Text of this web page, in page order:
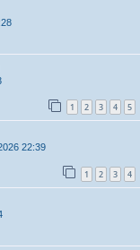
1 2 3 4 5
22:39
1 2 3 4